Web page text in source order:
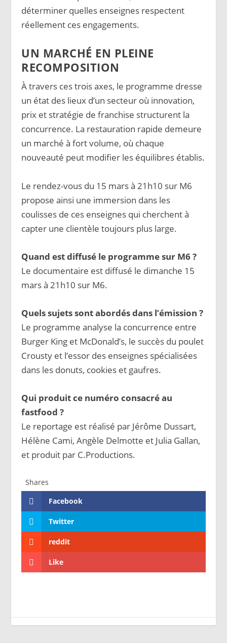
déterminer quelles enseignes respectent
réellement ces engagements.
UN MARCHÉ EN PLEINE
RECOMPOSITION
À travers ces trois axes, le programme dresse
un état des lieux d’un secteur où innovation,
prix et stratégie de franchise structurent la
concurrence. La restauration rapide demeure
un marché à fort volume, où chaque
nouveauté peut modifier les équilibres établis.
Le rendez-vous du 15 mars à 21h10 sur M6
propose ainsi une immersion dans les
coulisses de ces enseignes qui cherchent à
capter une clientèle toujours plus large.
Quand est diffusé le programme sur M6 ?
Le documentaire est diffusé le dimanche 15
mars à 21h10 sur M6.
Quels sujets sont abordés dans l’émission ?
Le programme analyse la concurrence entre
Burger King et McDonald’s, le succès du poulet
Crousty et l’essor des enseignes spécialisées
dans les donuts, cookies et gaufres.
Qui produit ce numéro consacré au
fastfood ?
Le reportage est réalisé par Jérôme Dussart,
Hélène Cami, Angèle Delmotte et Julia Gallan,
et produit par C.Productions.
Shares
Facebook
Twitter
reddit
Like